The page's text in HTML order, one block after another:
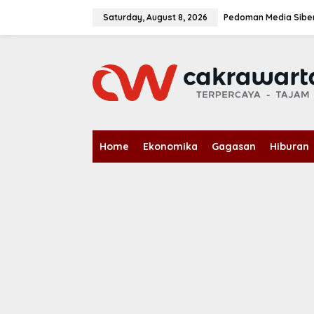
Saturday, August 8, 2026 Pedoman Media
Home Ekonomika Gagasan Hiburan